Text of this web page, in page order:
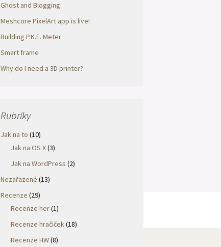
Ghost and Blogging
Meshcore PixelArt app is live!
Building P.K.E. Meter
Smart frame
Why do I need a 3D printer?
Rubriky
Jak na to (10)
Jak na OS X(3)
Jak na WordPress (2)
Nezařazené (13)
Recenze (29)
Recenze her(1)
Recenze hračiček(18)
Recenze HW(8)